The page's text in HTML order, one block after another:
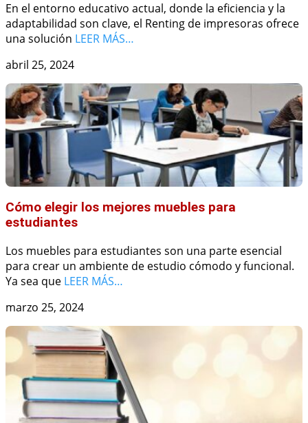
En el entorno educativo actual, donde la eficiencia y la
adaptabilidad son clave, el Renting de impresoras ofrece
una solución LEER MÁS…
abril 25, 2024
Cómo elegir los mejores muebles para
estudiantes
Los muebles para estudiantes son una parte esencial
para crear un ambiente de estudio cómodo y funcional.
Ya sea que LEER MÁS…
marzo 25, 2024